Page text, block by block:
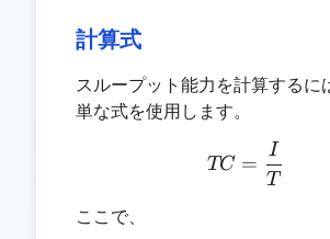
計算式
スループット能力を計算するに
単な式を使用します。
TC =
TC =
T
I
ここで、